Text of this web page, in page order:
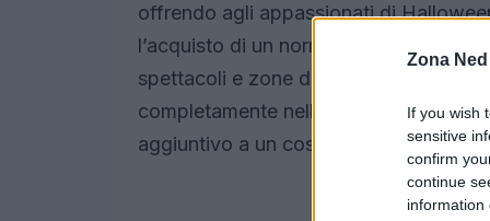
Zona Ned
If you wish
sensitive
confirm
continue
information
offrendo agli appassionati di
l’acquisto di un normale biglietto
spettacoli e zone di paura disseminate
completamente nelle
case infestatee
aggiuntivo a un costo contenuto.